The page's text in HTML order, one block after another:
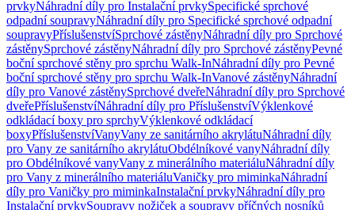
prvkyNáhradní díly pro Instalační prvkySpecifické sprchové
odpadní soupravyNáhradní díly pro Specifické sprchové odpadní
soupravyPříslušenstvíSprchové zástěnyNáhradní díly pro Sprchové
zástěnySprchové zástěnyNáhradní díly pro Sprchové zástěnyPevné
boční sprchové stěny pro sprchu Walk-InNáhradní díly pro Pevné
boční sprchové stěny pro sprchu Walk-InVanové zástěnyNáhradní
díly pro Vanové zástěnySprchové dveřeNáhradní díly pro Sprchové
dveřePříslušenstvíNáhradní díly pro PříslušenstvíVýklenkové
odkládací boxy pro sprchyVýklenkové odkládací
boxyPříslušenstvíVanyVany ze sanitárního akrylátuNáhradní díly
pro Vany ze sanitárního akrylátuObdélníkové vanyNáhradní díly
pro Obdélníkové vanyVany z minerálního materiáluNáhradní díly
pro Vany z minerálního materiáluVaničky pro miminkaNáhradní
díly pro Vaničky pro miminkaInstalační prvkyNáhradní díly pro
Instalační prvkySoupravy nožiček a soupravy příčných nosníků